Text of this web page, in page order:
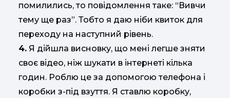
помилились, то повідомлення таке: “Вивчи
тему ще раз”. Тобто я даю ніби квиток для
переходу на наступний рівень.
4. Я дійшла висновку, що мені легше зняти
своє відео, ніж шукати в інтернеті кілька
годин. Роблю це за допомогою телефона і
коробки з-під взуття. Я ставлю коробку,